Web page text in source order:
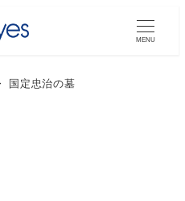
MENU
国定忠治の墓